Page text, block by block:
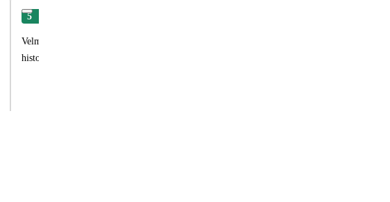
5
Velmi hezký, moderní hotel. Vše na vysoké úrovni. Pláže defakto čisté, v pořádku. Možnost
historické Chanie, která je opravdu okouzlující.